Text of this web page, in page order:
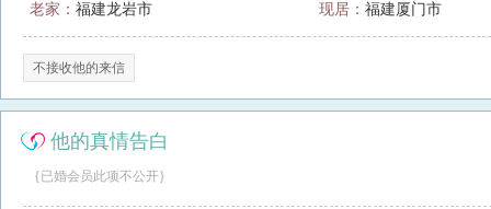
老家： 福建龙岩市 现居： 福建厦门市
不接收他的来信
他的真情告白
{已婚会员此项不公开}